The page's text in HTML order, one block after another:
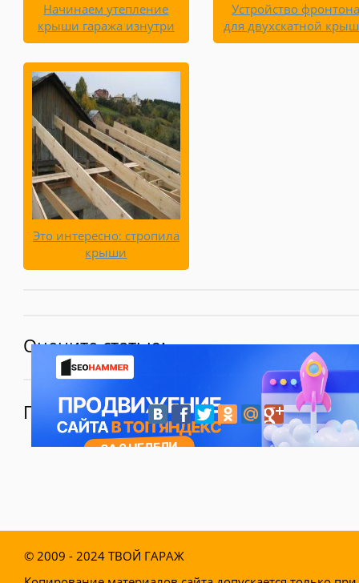
Начинаем утепление
крыши гаража изнутри
Устройство фронтона
для двухскатной
Это интересно: стропила
крыши
Оцените статью:
Поделитесь:
© 2009 - 2024 ТВОЙ ГАРАЖ